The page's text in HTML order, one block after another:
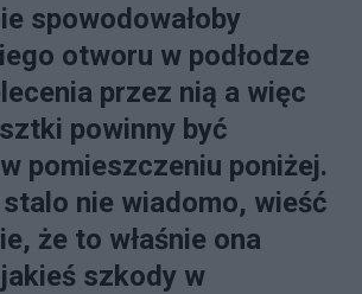
spowodowałoby
otworu w podłodze
przez nią a więc
powinny być
pomieszczeniu poniżej.
nie wiadomo, wieść
że to właśnie ona
szkody w